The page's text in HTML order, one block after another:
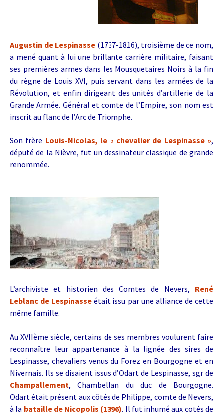
Augustin de Lespinasse (1737-1816), troisième de ce nom,
a mené quant à lui une brillante carrière militaire, faisant
ses premières armes dans les Mousquetaires Noirs à la fin
du règne de Louis XVI, puis servant dans les armées de la
Révolution, et enfin dirigeant des unités d’artillerie de la
Grande Armée. Général et comte de l’Empire, son nom est
inscrit au flanc de l’Arc de Triomphe.
Son frère Louis-Nicolas, le « chevalier de Lespinasse »,
député de la Nièvre, fut un dessinateur classique de grande
renommée.
L’archiviste et historien des Comtes de Nevers, René
Leblanc de Lespinasse était issu par une alliance de cette
même famille.
Au XVIIème siècle, certains de ses membres voulurent faire
reconnaître leur appartenance à la lignée des sires de
Lespinasse, chevaliers venus du Forez en Bourgogne et en
Nivernais. Ils se disaient issus d’Odart de Lespinasse, sgr de
Champallement, Chambellan du duc de Bourgogne.
Odart était présent aux côtés de Philippe, comte de Nevers,
à la bataille de Nicopolis (1396). Il fut inhumé aux cotés de